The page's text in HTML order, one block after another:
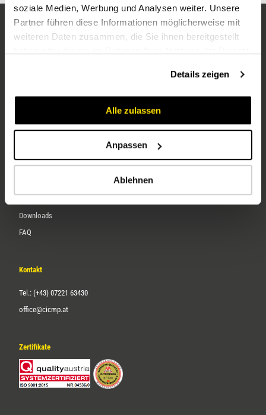
soziale Medien, Werbung und Analysen weiter. Unsere
Partner führen diese Informationen möglicherweise mit
weiteren Daten zusammen, die Sie ihnen bereitgestellt
Details zeigen
Alle zulassen
Anpassen
Ablehnen
Service
Downloads
FAQ
Kontakt
Tel.: (+43) 07221 63430
office@cicmp.at
Zertifikate